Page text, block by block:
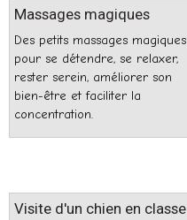
Massages magiques
Des petits massages magiques
pour se détendre, se relaxer,
rester serein, améliorer son
bien-être et faciliter la
concentration.
Visite d'un chien en classe